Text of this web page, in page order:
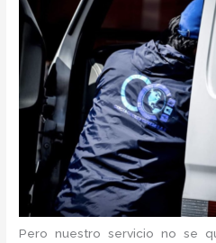
Pero nuestro servicio no se